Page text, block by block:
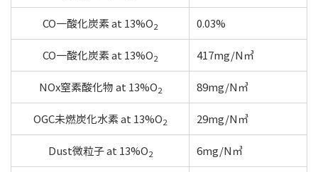
CO一酸化炭素 at 13%O2 0.03%
CO一酸化炭素 at 13%O2 417mg/N㎥
NOx窒素酸化物 at 13%O2 89mg/N㎥
OGC未燃炭化水素 at 13%O2 29mg/N㎥
Dust微粒子 at 13%O2 6mg/N㎥